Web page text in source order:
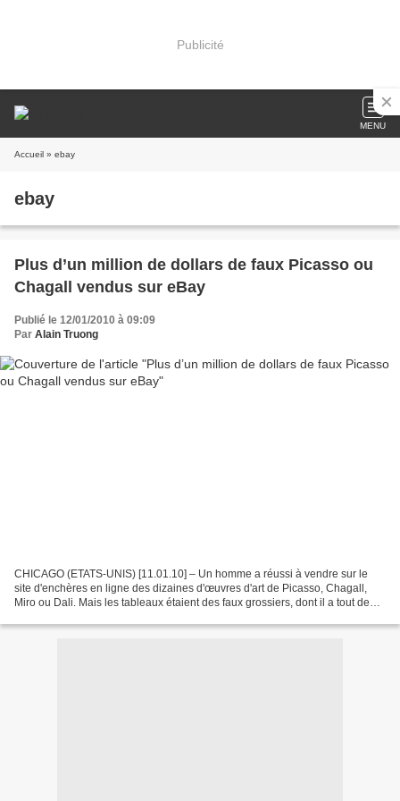
Publicité
MENU
Accueil » ebay
ebay
Plus d’un million de dollars de faux Picasso ou
Chagall vendus sur eBay
Publié le 12/01/2010 à 09:09
Par Alain Truong
CHICAGO (ETATS-UNIS) [11.01.10] – Un homme a réussi à vendre sur le
site d'enchères en ligne des dizaines d'œuvres d'art de Picasso, Chagall,
Miro ou Dali. Mais les tableaux étaient des faux grossiers, dont il a tout de